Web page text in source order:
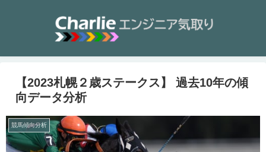
【2023札幌２歳ステークス】 過去10年の傾
向データ分析
競馬傾向分析